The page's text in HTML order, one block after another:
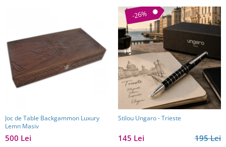
Joc de Table Backgammon Luxury
Lemn Masiv
500 Lei
-26%
Stilou Ungaro - Trieste
195 Lei
145 Lei